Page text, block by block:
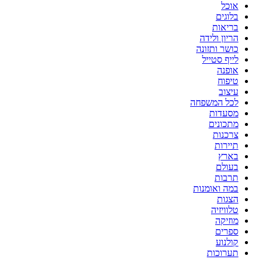
אוכל
בלוגים
בריאות
הריון ולידה
כושר ותזונה
לייף סטייל
אופנה
טיפוח
עיצוב
לכל המשפחה
מסעדות
מתכונים
צרכנות
תיירות
בארץ
בעולם
תרבות
במה ואומנות
הצגות
טלוויזיה
מוזיקה
ספרים
קולנוע
תערוכות